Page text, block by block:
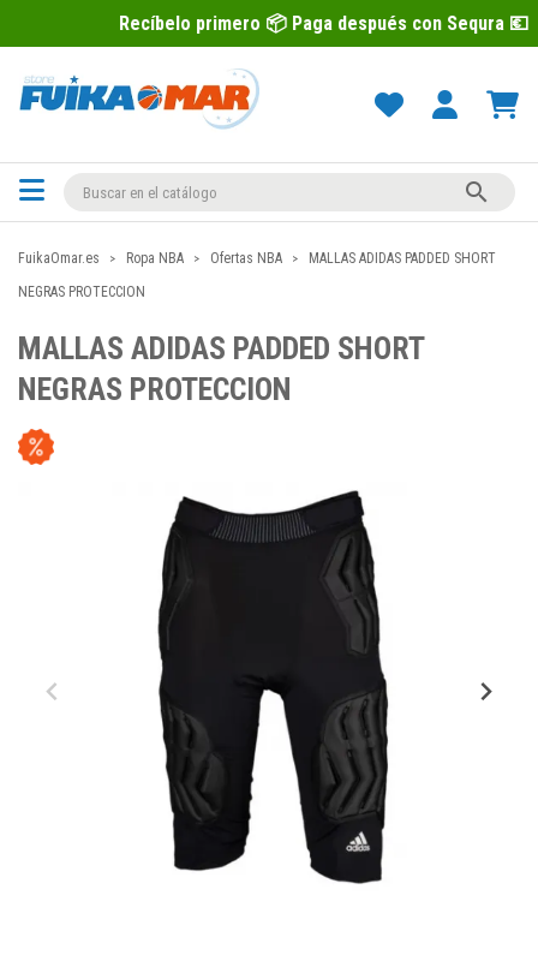
Recíbelo primero 📦 Paga después con Sequra 💶

FuikaOmar.es Ropa NBA Ofertas NBA
MALLAS ADIDAS PADDED SHORT
NEGRAS PROTECCION
MALLAS ADIDAS PADDED SHORT
NEGRAS PROTECCION